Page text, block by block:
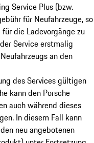
Service Plus (bzw.
für Neufahrzeuge, so
die Ladevorgänge zu
Service erstmalig
an den
des Services gültigen
kann den Porsche
auch während dieses
In diesem Fall kann
neu angebotenen